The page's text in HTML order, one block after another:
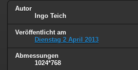
Autor
Ingo Teich
Veröffentlicht am
Dienstag 2 April 2013
Abmessungen
1024*768